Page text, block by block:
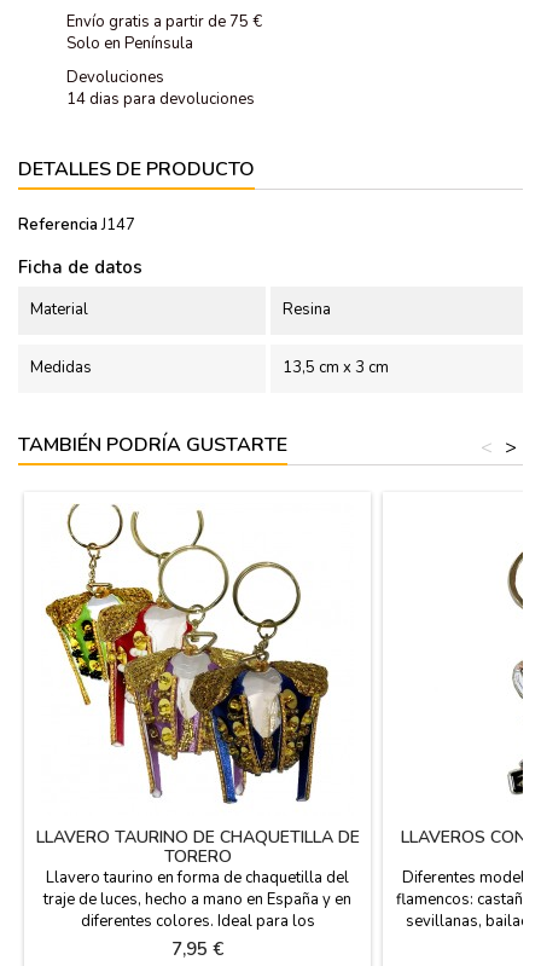
Envío gratis a partir de 75 €
Solo en Península
Devoluciones
14 dias para devoluciones
DETALLES DE PRODUCTO
Referencia J147
Ficha de datos
Material Resina
Medidas 13,5 cm x 3 cm
TAMBIÉN PODRÍA GUSTARTE >
<
LLAVERO TAURINO DE CHAQUETILLA DE
TORERO
Llavero taurino en forma de chaquetilla del
traje de luces, hecho a mano en España y en
diferentes colores. Ideal para los
coleccionistas de llaveros y aficionados a los
Precio
7,95 €
LLAVEROS CON
Diferentes
flamencos:
sevillanas,